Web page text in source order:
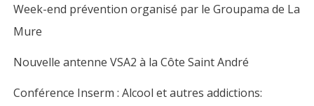
Week-end prévention organisé par le Groupama de La
Mure
Nouvelle antenne VSA2 à la Côte Saint André
Conférence Inserm : Alcool et autres addictions: